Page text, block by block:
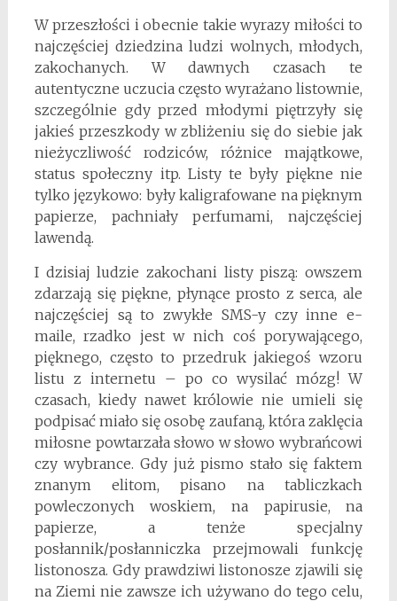
W przeszłości i obecnie takie wyrazy miłości to
najczęściej dziedzina ludzi wolnych, młodych,
zakochanych. W dawnych czasach te
autentyczne uczucia często wyrażano listownie,
szczególnie gdy przed młodymi piętrzyły się
jakieś przeszkody w zbliżeniu się do siebie jak
nieżyczliwość rodziców, różnice majątkowe,
status społeczny itp. Listy te były piękne nie
tylko językowo: były kaligrafowane na pięknym
papierze, pachniały perfumami, najczęściej
lawendą.
I dzisiaj ludzie zakochani listy piszą: owszem
zdarzają się piękne, płynące prosto z serca, ale
najczęściej są to zwykłe SMS-y czy inne e-
maile, rzadko jest w nich coś porywającego,
pięknego, często to przedruk jakiegoś wzoru
listu z internetu – po co wysilać mózg! W
czasach, kiedy nawet królowie nie umieli się
podpisać miało się osobę zaufaną, która zaklęcia
miłosne powtarzała słowo w słowo wybrańcowi
czy wybrance. Gdy już pismo stało się faktem
znanym elitom, pisano na tabliczkach
powleczonych woskiem, na papirusie, na
papierze, a tenże specjalny
posłannik/posłanniczka przejmowali funkcję
listonosza. Gdy prawdziwi listonosze zjawili się
na Ziemi nie zawsze ich używano do tego celu,